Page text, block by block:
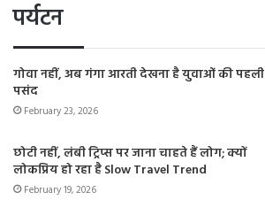
पर्यटन
गोवा नहीं, अब गंगा आरती देखना है युवाओं की पहली
पसंद
February 23, 2026
छोटी नहीं, लंबी ट्रिप्स पर जाना चाहते हैं लोग; क्यों
लोकप्रिय हो रहा है Slow Travel Trend
February 19, 2026